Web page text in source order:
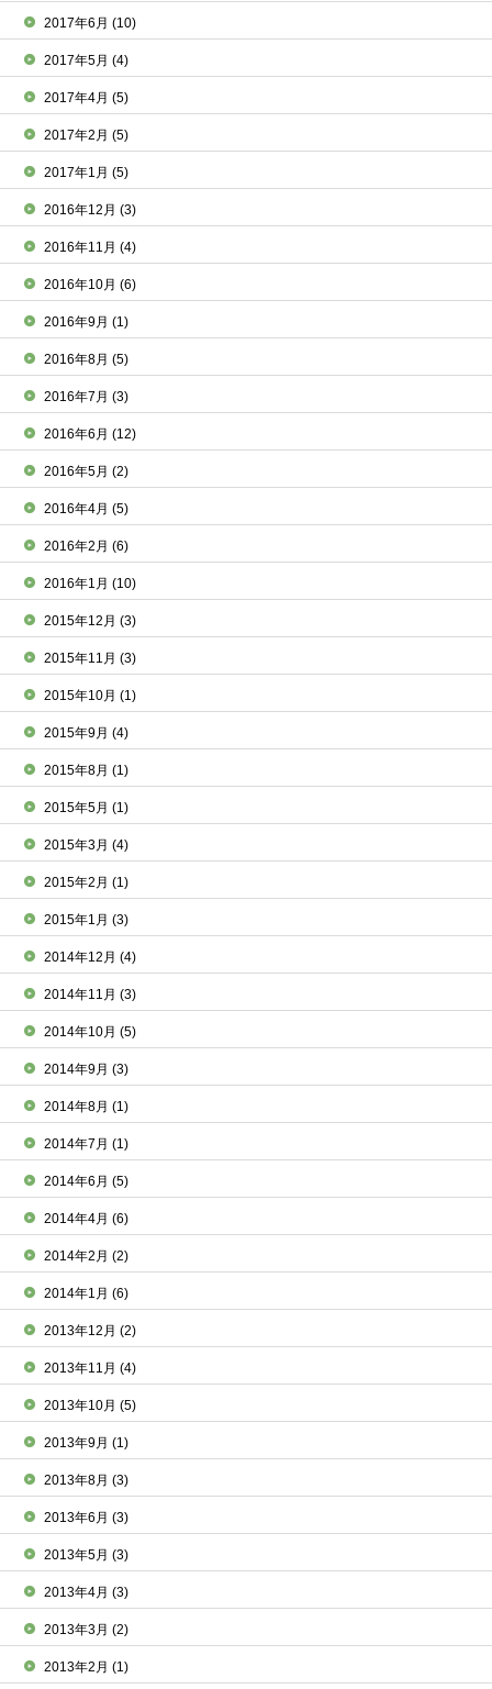
2017年6月(10)
2017年5月(4)
2017年4月(5)
2017年2月(5)
2017年1月(5)
2016年12月(3)
2016年11月(4)
2016年10月(6)
2016年9月(1)
2016年8月(5)
2016年7月(3)
2016年6月(12)
2016年5月(2)
2016年4月(5)
2016年2月(6)
2016年1月(10)
2015年12月(3)
2015年11月(3)
2015年10月(1)
2015年9月(4)
2015年8月(1)
2015年5月(1)
2015年3月(4)
2015年2月(1)
2015年1月(3)
2014年12月(4)
2014年11月(3)
2014年10月(5)
2014年9月(3)
2014年8月(1)
2014年7月(1)
2014年6月(5)
2014年4月(6)
2014年2月(2)
2014年1月(6)
2013年12月(2)
2013年11月(4)
2013年10月(5)
2013年9月(1)
2013年8月(3)
2013年6月(3)
2013年5月(3)
2013年4月(3)
2013年3月(2)
2013年2月(1)